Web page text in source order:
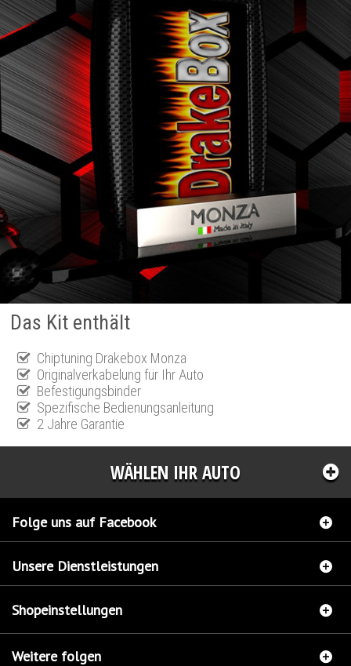
Das Kit enthält
Chiptuning Drakebox Monza
Originalverkabelung für Ihr Auto
Befestigungsbinder
Spezifische Bedienungsanleitung
2 Jahre Garantie
WÄHLEN IHR AUTO
Folge uns auf Facebook
Unsere Dienstleistungen
Shopeinstellungen
Weitere folgen